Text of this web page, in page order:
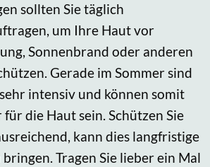
sollten Sie täglich
um Ihre Haut vor
Sonnenbrand oder anderen
Gerade im Sommer sind
intensiv und können somit
die Haut sein. Schützen Sie
kann dies langfristige
Tragen Sie lieber ein Mal